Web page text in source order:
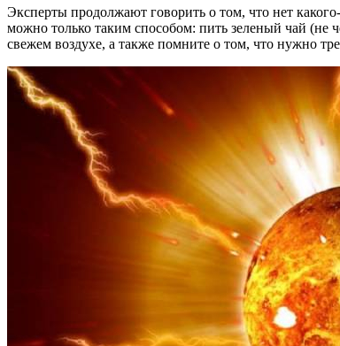
Эксперты продолжают говорить о том, что нет
можно только таким способом: пить зеленый чай (не
свежем воздухе, а также помните о том, что нужно